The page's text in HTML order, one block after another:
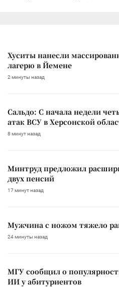
Хуситы нанесли
лагерю в Йемене
2 минуты назад
Сальдо: С начала недели
атак ВСУ в Херсонской
8 минут назад
Минтруд предложил
двух пенсий
17 минут назад
Мужчина с ножом тяжело
24 минуты назад
МГУ сообщил о
ИИ у абитуриентов